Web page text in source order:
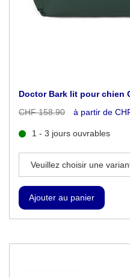
Doctor Bark lit pour chien
CHF 158.90
à partir de
1 - 3 jours ouvrables